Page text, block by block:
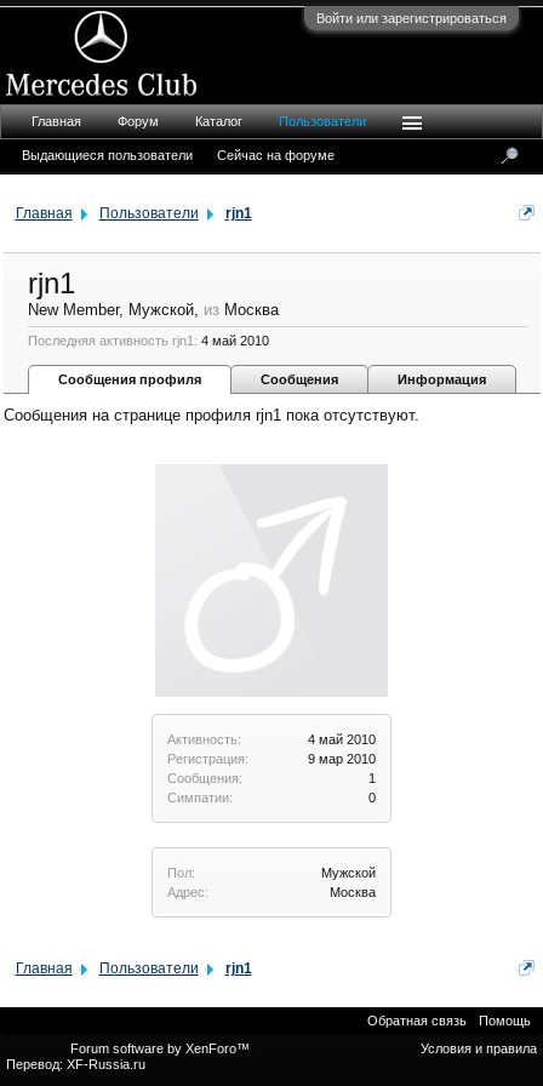
Войти или зарегистрироваться
Главная Пользователи rjn1
Активность:
4 май 2010
Регистрация:
9 мар 2010
Сообщения:
1
Симпатии:
0
Пол:
Мужской
Адрес:
Москва
rjn1
New Member, Мужской, из Москва
Последняя активность rjn1: 4 май 2010
Сообщения профиля Сообщения Информация
Сообщения на странице профиля rjn1 пока отсутствуют.
Главная Пользователи rjn1
Главная Форум Каталог Пользователи
Выдающиеся пользователи Сейчас на форуме
Обратная связь
Помощь
Условия и правила
Forum software by XenForo™
Перевод: XF-Russia.ru